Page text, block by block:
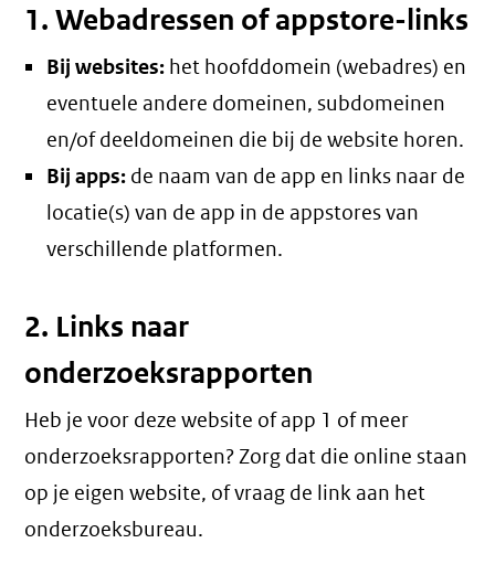
1. Webadressen of appstore-links
Bij websites: het hoofddomein (webadres) en
eventuele andere domeinen, subdomeinen
en/of deeldomeinen die bij de website horen.
Bij apps: de naam van de app en links naar de
locatie(s) van de app in de appstores van
verschillende platformen.
2. Links naar
onderzoeksrapporten
Heb je voor deze website of app 1 of meer
onderzoeksrapporten? Zorg dat die online staan
op je eigen website, of vraag de link aan het
onderzoeksbureau.